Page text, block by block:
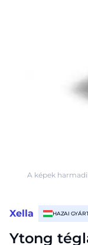
Xella HAZAI
Ytong
A képek